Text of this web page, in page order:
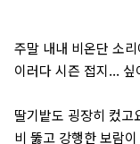
주말 내내 비온단 소
이러다 시즌 접지...
딸기밭도 굉장히 컸고
비 뚫고 강행한 보람